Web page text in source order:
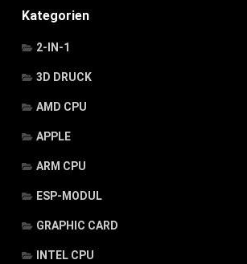
Kategorien
2-IN-1
3D DRUCK
AMD CPU
APPLE
ARM CPU
ESP-MODUL
GRAPHIC CARD
INTEL CPU